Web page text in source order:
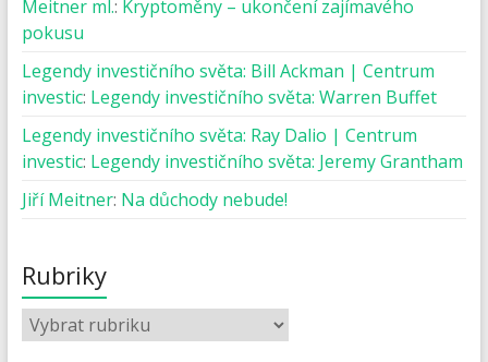
Meitner ml.: Kryptoměny – ukončení zajímavého
pokusu
Legendy investičního světa: Bill Ackman | Centrum
investic: Legendy investičního světa: Warren Buffet
Legendy investičního světa: Ray Dalio | Centrum
investic: Legendy investičního světa: Jeremy Grantham
Jiří Meitner: Na důchody nebude!
Rubriky